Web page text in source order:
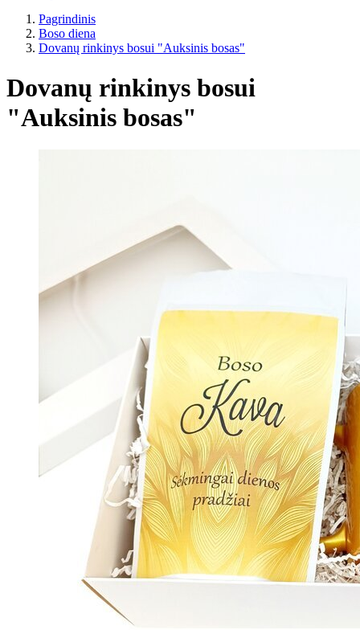
Pagrindinis
Boso diena
Dovanų rinkinys bosui "Auksinis bosas"
Dovanų rinkinys bosui
"Auksinis bosas"